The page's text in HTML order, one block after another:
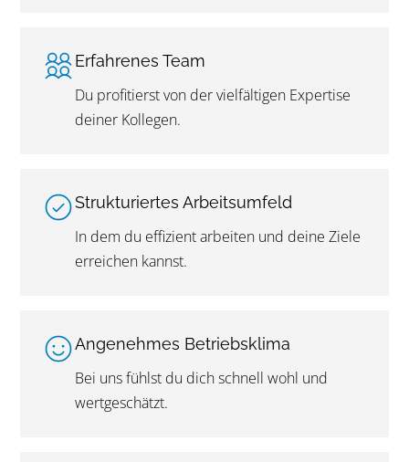
Erfahrenes Team
Du profitierst von der vielfältigen Expertise
deiner Kollegen.
Strukturiertes Arbeitsumfeld
In dem du effizient arbeiten und deine Ziele
erreichen kannst.
Angenehmes Betriebsklima
Bei uns fühlst du dich schnell wohl und
wertgeschätzt.